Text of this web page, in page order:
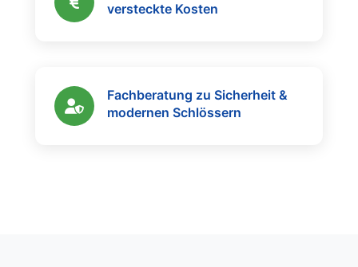
versteckte Kosten
Fachberatung zu Sicherheit &
modernen Schlössern